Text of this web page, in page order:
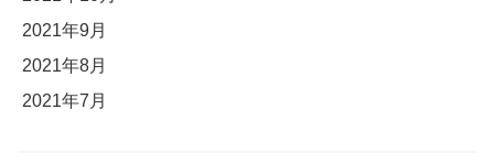
2021年9月
2021年8月
2021年7月